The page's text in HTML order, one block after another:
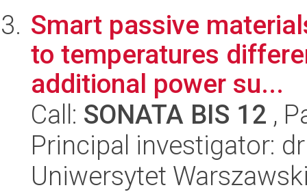
Smart passive
to temperatures
additional power su...
Call: SONATA BIS 12 ,
Principal investigator:
Uniwersytet